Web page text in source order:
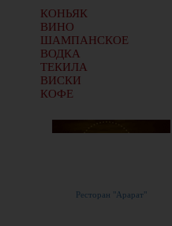
КОНЬЯК
ВИНО
ШАМПАНСКОЕ
ВОДКА
ТЕКИЛА
ВИСКИ
КОФЕ
Ресторан "Арарат"